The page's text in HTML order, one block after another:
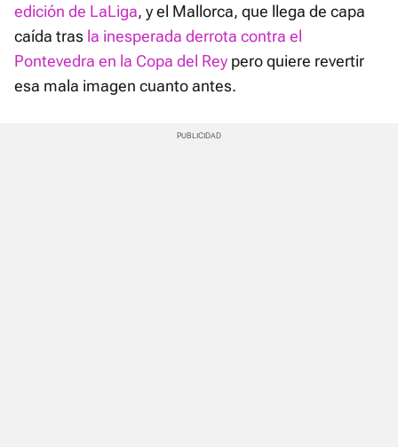
edición de LaLiga, y el Mallorca, que llega de capa
caída tras la inesperada derrota contra el
Pontevedra en la Copa del Rey pero quiere revertir
esa mala imagen cuanto antes.